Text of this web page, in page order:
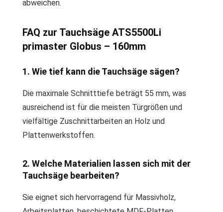
abweichen.
FAQ zur Tauchsäge ATS5500Li
primaster Globus – 160mm
1. Wie tief kann die Tauchsäge sägen?
Die maximale Schnitttiefe beträgt 55 mm, was
ausreichend ist für die meisten Türgrößen und
vielfältige Zuschnittarbeiten an Holz und
Plattenwerkstoffen.
2. Welche Materialien lassen sich mit der
Tauchsäge bearbeiten?
Sie eignet sich hervorragend für Massivholz,